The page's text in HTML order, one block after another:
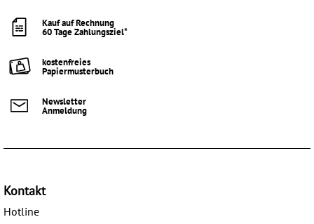
Kauf auf Rechnung
60 Tage Zahlungsziel*
kostenfreies
Papiermusterbuch
Newsletter
Anmeldung
Kontakt
Hotline